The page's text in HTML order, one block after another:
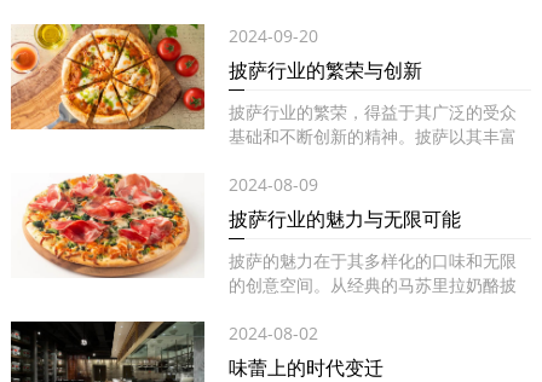
2024-09-20
披萨行业的繁荣与创新
披萨行业的繁荣，得益于其广泛的受众
基础和不断创新的精神。披萨以其丰富
2024-08-09
披萨行业的魅力与无限可能
披萨的魅力在于其多样化的口味和无限
的创意空间。从经典的马苏里拉奶酪披
2024-08-02
味蕾上的时代变迁